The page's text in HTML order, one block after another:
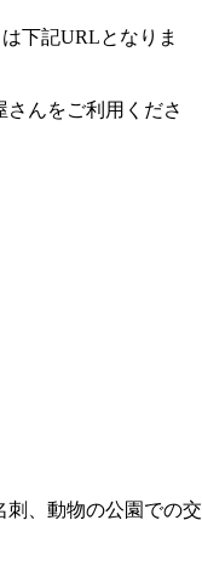
下記URLとなりま
んをご利用くださ
、動物の公園での交